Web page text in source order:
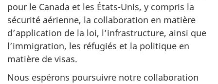
pour le Canada et les États-Unis, y compris la
sécurité aérienne, la collaboration en matière
d’application de la loi, l’infrastructure, ainsi que
l’immigration, les réfugiés et la politique en
matière de visas.
Nous espérons poursuivre notre collaboration